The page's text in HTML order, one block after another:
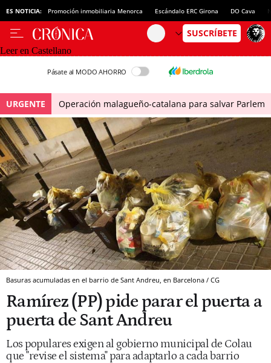
ES NOTICIA: Promoción inmobiliaria Menorca Escándalo ERC Girona DO Cava
Leer en Castellano
Pásate al MODO AHORRO
URGENTE Operación malagueño-catalana para salvar Parlem
Basuras acumuladas en el barrio de Sant Andreu, en Barcelona / CG
Ramírez (PP) pide parar el puerta a
puerta de Sant Andreu
Los populares exigen al gobierno municipal de Colau
que "revise el sistema" para adaptarlo a cada barrio